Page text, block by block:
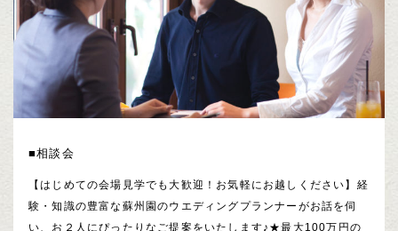
■相談会
【はじめての会場見学でも大歓迎！お気軽にお越しください】経
験・知識の豊富な蘇州園のウエディングプランナーがお話を伺
い、お２人にぴったりなご提案をいたします♪★最大100万円の